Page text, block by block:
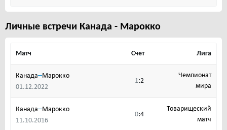
Личные встречи Канада - Марокко
Матч Счет Лига
Канада–Марокко
01.12.2022
1:2
Чемпионат
мира
Канада–Марокко
11.10.2016
0:4
Товарищеский
матч